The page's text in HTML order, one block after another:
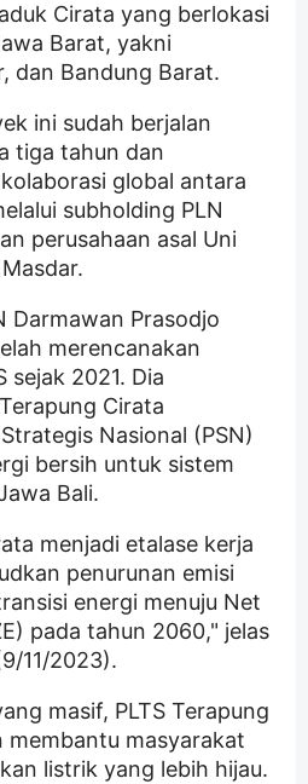
Cirata yang berlokasi
Barat, yakni
dan Bandung Barat.
ini sudah berjalan
tiga tahun dan
global antara
subholding PLN
perusahaan asal Uni
Darmawan Prasodjo
merencanakan
sejak 2021. Dia
Cirata
Nasional (PSN)
bersih untuk sistem
Bali.
menjadi etalase kerja
penurunan emisi
energi menuju Net
pada tahun 2060," jelas
11/2023).
masif, PLTS Terapung
membantu masyarakat
listrik yang lebih hijau.